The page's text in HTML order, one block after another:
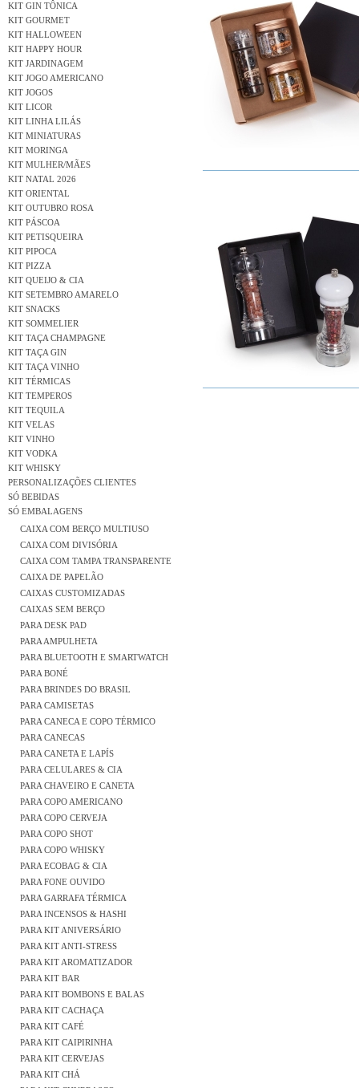
KIT GIN TÔNICA
KIT GOURMET
KIT HALLOWEEN
KIT HAPPY HOUR
KIT JARDINAGEM
KIT JOGO AMERICANO
KIT JOGOS
KIT LICOR
KIT LINHA LILÁS
KIT MINIATURAS
KIT MORINGA
KIT MULHER/MÃES
KIT NATAL 2026
KIT ORIENTAL
KIT OUTUBRO ROSA
KIT PÁSCOA
KIT PETISQUEIRA
KIT PIPOCA
KIT PIZZA
KIT QUEIJO & CIA
KIT SETEMBRO AMARELO
KIT SNACKS
KIT SOMMELIER
KIT TAÇA CHAMPAGNE
KIT TAÇA GIN
KIT TAÇA VINHO
KIT TÉRMICAS
KIT TEMPEROS
KIT TEQUILA
KIT VELAS
KIT VINHO
KIT VODKA
KIT WHISKY
PERSONALIZAÇÕES CLIENTES
SÓ BEBIDAS
SÓ EMBALAGENS
CAIXA COM BERÇO MULTIUSO
CAIXA COM DIVISÓRIA
CAIXA COM TAMPA TRANSPARENTE
CAIXA DE PAPELÃO
CAIXAS CUSTOMIZADAS
CAIXAS SEM BERÇO
PARA DESK PAD
PARA AMPULHETA
PARA BLUETOOTH E SMARTWATCH
PARA BONÉ
PARA BRINDES DO BRASIL
PARA CAMISETAS
PARA CANECA E COPO TÉRMICO
PARA CANECAS
PARA CANETA E LAPÍS
PARA CELULARES & CIA
PARA CHAVEIRO E CANETA
PARA COPO AMERICANO
PARA COPO CERVEJA
PARA COPO SHOT
PARA COPO WHISKY
PARA ECOBAG & CIA
PARA FONE OUVIDO
PARA GARRAFA TÉRMICA
PARA INCENSOS & HASHI
PARA KIT ANIVERSÁRIO
PARA KIT ANTI-STRESS
PARA KIT AROMATIZADOR
PARA KIT BAR
PARA KIT BOMBONS E BALAS
PARA KIT CACHAÇA
PARA KIT CAFÉ
PARA KIT CAIPIRINHA
PARA KIT CERVEJAS
PARA KIT CHÁ